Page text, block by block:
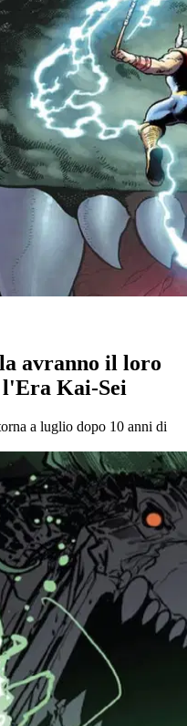
avranno il loro
l'Era Kai-Sei
a luglio dopo 10 anni di